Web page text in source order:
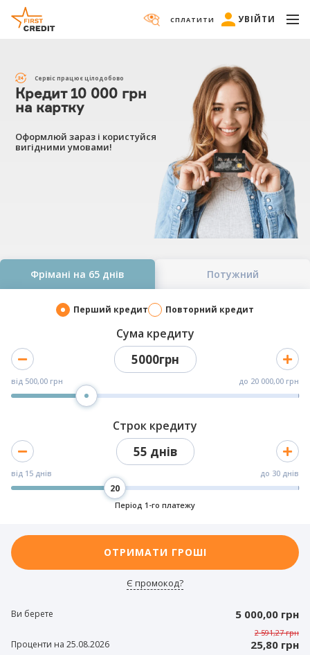
СПЛАТИТИ УВІЙТИ
Сервіс працює цілодобово
Кредит 10 000 грн
на картку
Оформлюй зараз і користуйся
вигідними умовами!
Фрімані на 65 днів Потужний
Перший кредит Повторний кредит
Сума кредиту
5000грн
від 500,00 грн до 20 000,00 грн
Строк кредиту
55 днів
від 15 днів до 30 днів
Період 1-го платежу
ОТРИМАТИ ГРОШІ
Є промокод?
Ви берете 5 000,00 грн
2 591,27 грн
Проценти на 25.08.2026 25,80 грн